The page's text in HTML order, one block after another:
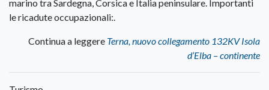
marino tra Sardegna, Corsica e Italia peninsulare. Importanti
le ricadute occupazionali:.
Continua a leggere Terna, nuovo collegamento 132KV Isola
d’Elba – continente